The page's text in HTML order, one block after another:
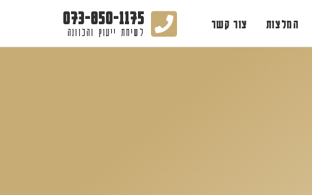
המלצות צור קשר 073-850-1175
לשיחת ייעוץ והכוונה